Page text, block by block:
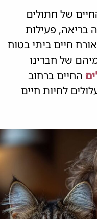
של חתולים
בריאה, פעילות
חיים ביתי בטוח
של חברינו
החיים ברחוב
לחיות חיים